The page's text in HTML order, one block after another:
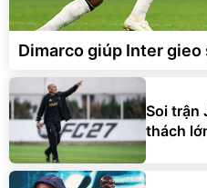
Dimarco giúp Inter
Soi trận
thách